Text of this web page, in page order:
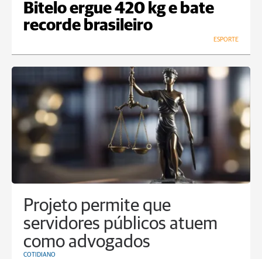
Bitelo ergue 420 kg e bate
recorde brasileiro
ESPORTE
Projeto permite que
servidores públicos atuem
como advogados
COTIDIANO